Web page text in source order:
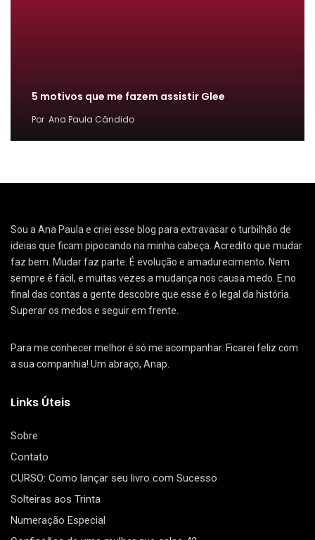
5 motivos que me fazem assistir Glee
Por Ana Paula Cândido
Sou a Ana Paula e criei esse blog para extravasar o turbilhão de
ideias que ficam pipocando na minha cabeça. Acredito que mudar
faz bem. Mudar faz parte. É evolução e amadurecimento. Nem
sempre é fácil, e muitas vezes a mudança nos causa medo. E no
final das contas a gente descobre que esse é o legal da história.
Superar os medos e seguir em frente.
Para me conhecer melhor é só me acompanhar. Ficarei feliz com
a sua companhia! Um abraço, Anap.
Links Úteis
Sobre
Contato
CURSO: Como lançar seu livro com Sucesso
Solteiras aos Trinta
Numeração Especial